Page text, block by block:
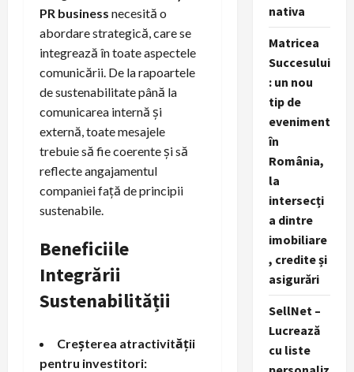
PR business necesită o
abordare strategică, care se
integrează în toate aspectele
comunicării. De la rapoartele
de sustenabilitate până la
comunicarea internă și
externă, toate mesajele
trebuie să fie coerente și să
reflecte angajamentul
companiei față de principii
sustenabile.
Beneficiile
Integrării
Sustenabilității
Creșterea atractivității
pentru investitori:
nativa
Matricea
Succesului
: un nou
tip de
eveniment
în
România,
la
intersecți
a dintre
imobiliare
, credite și
asigurări
SellNet –
Lucrează
cu liste